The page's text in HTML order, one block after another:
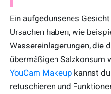
Ein aufgedunsenes
Ursachen haben, wie
Wassereinlagerungen, die
übermäßigen Salzkonsum
YouCam Makeup kannst
retuschieren und